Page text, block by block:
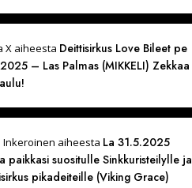
Xaiheesta Deittisirkus Love Bileet pe
– Las Palmas (MIKKELI) Zekkaa
Inkeroinen aiheesta La 31.5.2025
paikkasi suositulle Sinkkuristeilylle ja
pikadeiteille (Viking Grace)